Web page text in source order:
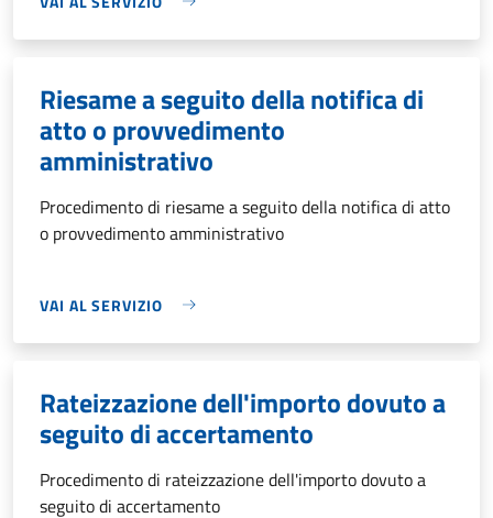
Riesame a seguito della notifica di
atto o provvedimento
amministrativo
Procedimento di riesame a seguito della notifica di atto
o provvedimento amministrativo
VAI AL SERVIZIO
Rateizzazione dell'importo dovuto a
seguito di accertamento
Procedimento di rateizzazione dell'importo dovuto a
seguito di accertamento